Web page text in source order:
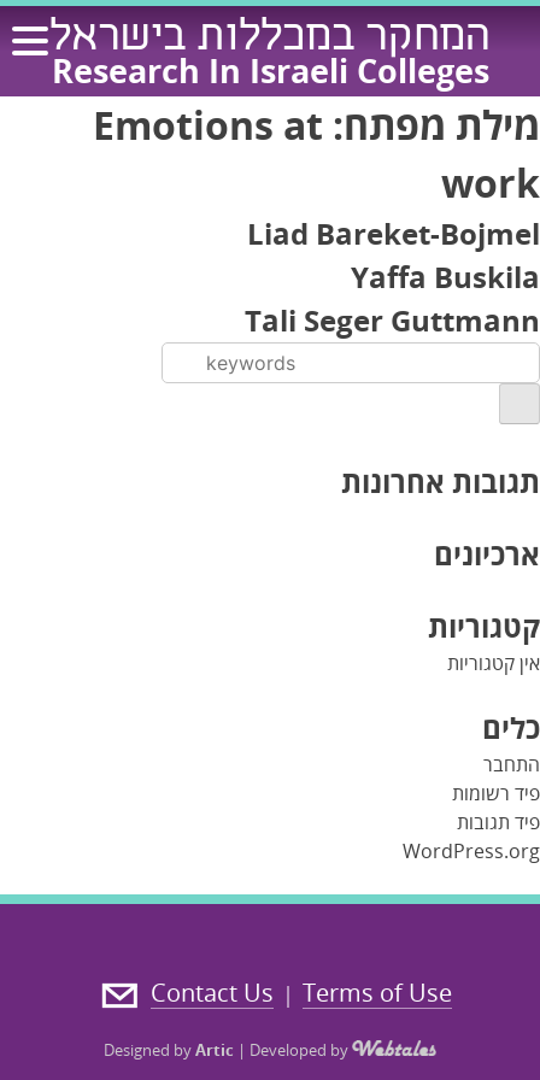
Skip
content
המחקר במכללות בישראל
Research In Israeli Colleges
מילת מפתח: Emotions at
work
Liad Bareket-Bojmel
Yaffa Buskila
Tali Seger Guttmann
תגובות אחרונות
ארכיונים
קטגוריות
אין קטגוריות
כלים
התחבר
פיד רשומות
פיד תגובות
WordPress.org
Terms of Use
|
Contact Us
Designed byArtic | Developed by